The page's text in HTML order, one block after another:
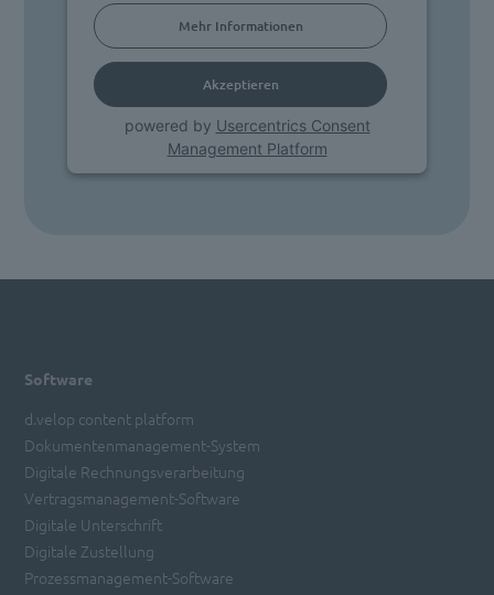
Mehr Informationen
Akzeptieren
powered by Usercentrics Consent
Management Platform
Software
d.velop content platform
Dokumentenmanagement-System
Digitale Rechnungsverarbeitung
Vertragsmanagement-Software
Digitale Unterschrift
Digitale Zustellung
Prozessmanagement-Software